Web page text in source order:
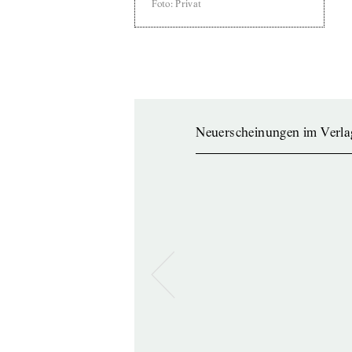
Foto: Privat
Neuerscheinungen im